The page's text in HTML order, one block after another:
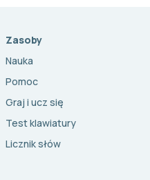
Zasoby
Nauka
Pomoc
Graj i ucz się
Test klawiatury
Licznik słów